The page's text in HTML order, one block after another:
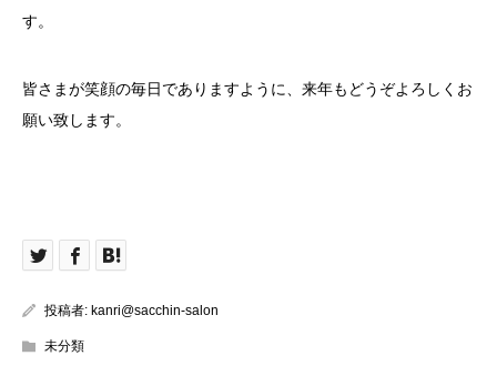
す。
皆さまが笑顔の毎日でありますように、来年もどうぞよろしくお
願い致します。
投稿者: kanri@sacchin-salon
未分類